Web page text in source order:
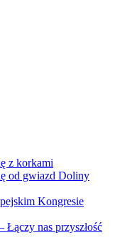
z korkami
od gwiazd Doliny
Kongresie
Łączy nas przyszłość